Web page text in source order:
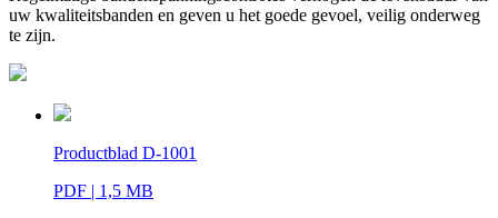
uw kwaliteitsbanden en geven u het goede gevoel, veilig onderweg
te zijn.
Productblad D-1001
PDF | 1,5 MB